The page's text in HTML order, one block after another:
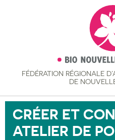
FÉDÉRATION RÉGIONALE
DE
CRÉER ET
ATELIER DE